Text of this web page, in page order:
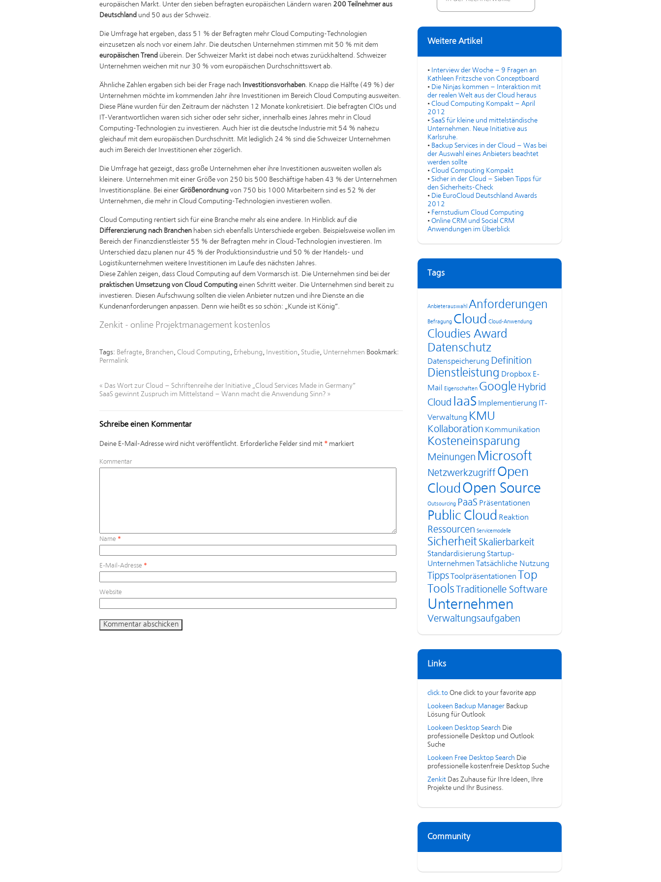
europäischen Markt. Unter den sieben befragten europäischen Ländern waren 200 Teilnehmer aus
Deutschland und 50 aus der Schweiz.
Die Umfrage hat ergeben, dass 51 % der Befragten mehr Cloud Computing-Technologien
einzusetzen als noch vor einem Jahr. Die deutschen Unternehmen stimmen mit 50 % mit dem
europäischen Trend überein. Der Schweizer Markt ist dabei noch etwas zurückhaltend. Schweizer
Unternehmen weichen mit nur 30 % vom europäischen Durchschnittswert ab.
Ähnliche Zahlen ergaben sich bei der Frage nach Investitionsvorhaben. Knapp die Hälfte (49 %) der
Unternehmen möchte im kommenden Jahr ihre Investitionen im Bereich Cloud Computing ausweiten.
Diese Pläne wurden für den Zeitraum der nächsten 12 Monate konkretisiert. Die befragten CIOs und
IT-Verantwortlichen waren sich sicher oder sehr sicher, innerhalb eines Jahres mehr in Cloud
Computing-Technologien zu investieren. Auch hier ist die deutsche Industrie mit 54 % nahezu
gleichauf mit dem europäischen Durchschnitt. Mit lediglich 24 % sind die Schweizer Unternehmen
auch im Bereich der Investitionen eher zögerlich.
Die Umfrage hat gezeigt, dass große Unternehmen eher ihre Investitionen ausweiten wollen als
kleinere. Unternehmen mit einer Größe von 250 bis 500 Beschäftige haben 43 % der Unternehmen
Investitionspläne. Bei einer Größenordnung von 750 bis 1000 Mitarbeitern sind es 52 % der
Unternehmen, die mehr in Cloud Computing-Technologien investieren wollen.
Cloud Computing rentiert sich für eine Branche mehr als eine andere. In Hinblick auf die
Differenzierung nach Branchen haben sich ebenfalls Unterschiede ergeben. Beispielsweise wollen im
Bereich der Finanzdienstleister 55 % der Befragten mehr in Cloud-Technologien investieren. Im
Unterschied dazu planen nur 45 % der Produktionsindustrie und 50 % der Handels- und
Logistikunternehmen weitere Investitionen im Laufe des nächsten Jahres.
Diese Zahlen zeigen, dass Cloud Computing auf dem Vormarsch ist. Die Unternehmen sind bei der
praktischen Umsetzung von Cloud Computing einen Schritt weiter. Die Unternehmen sind bereit zu
investieren. Diesen Aufschwung sollten die vielen Anbieter nutzen und ihre Dienste an die
Kundenanforderungen anpassen. Denn wie heißt es so schön: „Kunde ist König“.
Zenkit - online Projektmanagement kostenlos
Tags: Befragte, Branchen, Cloud Computing, Erhebung, Investition, Studie, Unternehmen Bookmark:
Permalink
« Das Wort zur Cloud – Schriftenreihe der Initiative „Cloud Services Made in Germany“
SaaS gewinnt Zuspruch im Mittelstand – Wann macht die Anwendung Sinn? »
Schreibe einen Kommentar
Deine E-Mail-Adresse wird nicht veröffentlicht. Erforderliche Felder sind mit * markiert
Kommentar
Name *
E-Mail-Adresse *
Website
Weitere Artikel
• Interview der Woche – 9 Fragen an
Kathleen Fritzsche von Conceptboard
• Die Ninjas kommen – Interaktion mit
der realen Welt aus der Cloud heraus
• Cloud Computing Kompakt – April
2012
• SaaS für kleine und mittelständische
Unternehmen. Neue Initiative aus
Karlsruhe.
• Backup Services in der Cloud – Was bei
der Auswahl eines Anbieters beachtet
werden sollte
• Cloud Computing Kompakt
• Sicher in der Cloud – Sieben Tipps für
den Sicherheits-Check
• Die EuroCloud Deutschland Awards
2012
• Fernstudium Cloud Computing
• Online CRM und Social CRM
Anwendungen im Überblick
Tags
Anbieterauswahl Anforderungen
Befragung Cloud Cloud-Anwendung
Cloudies Award
Datenschutz
Datenspeicherung Definition
Dienstleistung Dropbox E-
Mail
Eigenschaften Google Hybrid
Cloud
IaaS Implementierung
IT-
Verwaltung KMU
Kollaboration Kommunikation
Kosteneinsparung
Meinungen Microsoft
Netzwerkzugriff Open
Cloud Open Source
Outsourcing PaaS Präsentationen
Public Cloud Reaktion
Ressourcen Servicemodelle
Sicherheit Skalierbarkeit
Standardisierung Startup-
Unternehmen
Tatsächliche Nutzung
Tipps Toolpräsentationen
Top
Tools
Traditionelle Software
Unternehmen
Verwaltungsaufgaben
Links
click.toOne click to your favorite app
Lookeen Backup ManagerBackup
Lösung für Outlook
Lookeen Desktop Search Die
professionelle Desktop und Outlook
Suche
Lookeen Free Desktop Search Die
professionelle kostenfreie Desktop Suche
ZenkitDas Zuhause für Ihre Ideen, Ihre
Projekte und Ihr Business.
Community